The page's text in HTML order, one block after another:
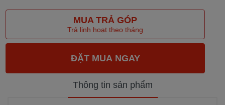
MUA TRẢ GÓP
Trả linh hoạt theo tháng
Thông tin sản phẩm